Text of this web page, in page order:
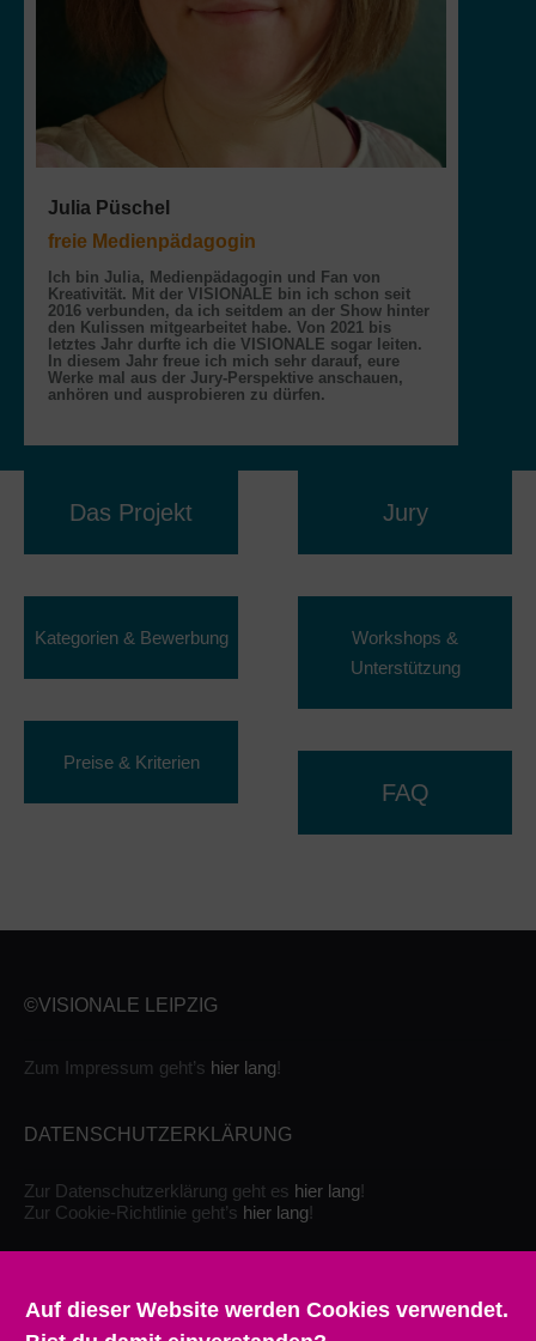
Auf dieser Website werden Cookies verwendet.
Julia Püschel
freie Medienpädagogin
Ich bin Julia, Medienpädagogin und Fan von
Kreativität. Mit der VISIONALE bin ich schon seit
2016 verbunden, da ich seitdem an der Show hinter
den Kulissen mitgearbeitet habe. Von 2021 bis
letztes Jahr durfte ich die VISIONALE sogar leiten.
In diesem Jahr freue ich mich sehr darauf, eure
Werke mal aus der Jury-Perspektive anschauen,
anhören und ausprobieren zu dürfen.
Das Projekt
Kategorien & Bewerbung
Preise & Kriterien
Jury
Workshops &
Unterstützung
FAQ
©VISIONALE LEIPZIG
Zum Impressum geht’s hier lang!
DATENSCHUTZERKLÄRUNG
Zur Datenschutzerklärung geht es hier lang!
Zur Cookie-Richtlinie geht’s hier lang!
KONTAKT